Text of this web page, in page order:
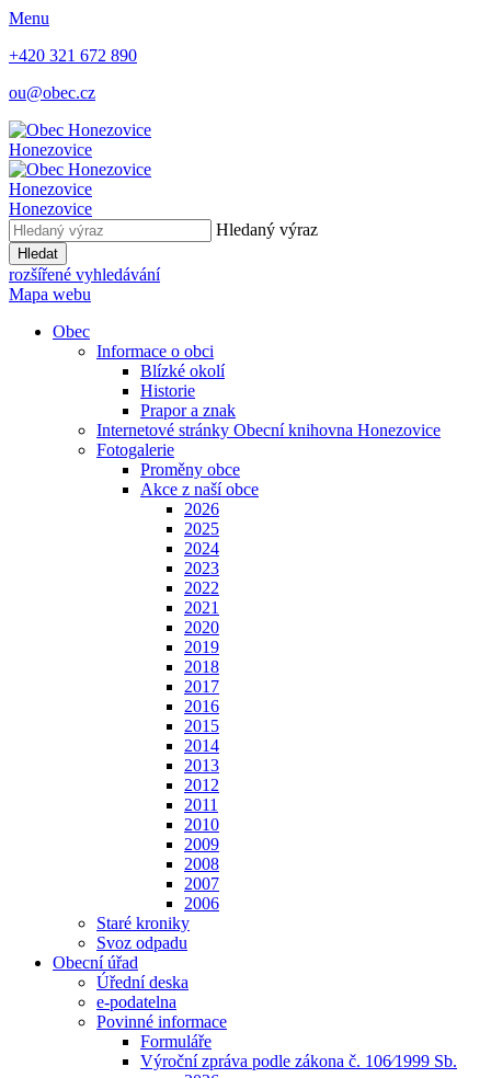
Menu
+420 321 672 890
ou@obec.cz
Honezovice
Honezovice
Honezovice
Hledaný výraz
Hledat
rozšířené vyhledávání
Mapa webu
Obec
Informace o obci
Blízké okolí
Historie
Prapor a znak
Internetové stránky Obecní knihovna Honezovice
Fotogalerie
Proměny obce
Akce z naší obce
2026
2025
2024
2023
2022
2021
2020
2019
2018
2017
2016
2015
2014
2013
2012
2011
2010
2009
2008
2007
2006
Staré kroniky
Svoz odpadu
Obecní úřad
Úřední deska
e-podatelna
Povinné informace
Formuláře
Výroční zpráva podle zákona č. 106⁄1999 Sb.